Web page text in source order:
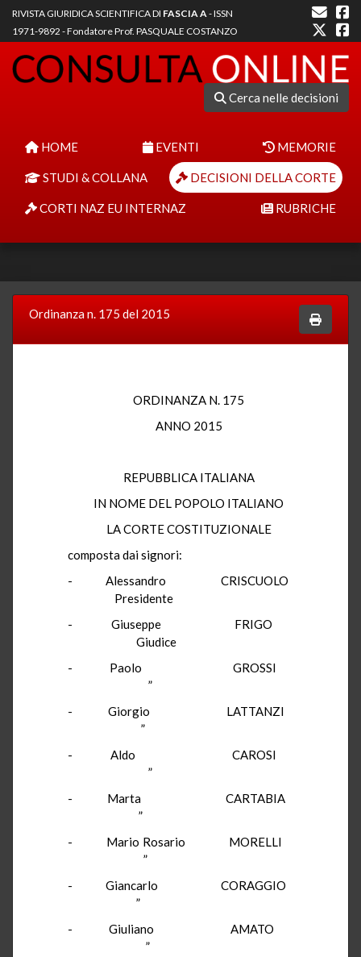
RIVISTA GIURIDICA SCIENTIFICA DI FASCIA A- ISSN
1971-9892 - Fondatore Prof. PASQUALE COSTANZO
Cerca nelle decisioni
HOME EVENTI MEMORIE
STUDI & COLLANA DECISIONI DELLA CORTE
CORTI NAZ EU INTERNAZ RUBRICHE
Ordinanza n. 175 del 2015
ORDINANZA N. 175
ANNO 2015
REPUBBLICA ITALIANA
IN NOME DEL POPOLO ITALIANO
LA CORTE COSTITUZIONALE
composta dai signori:
- Alessandro CRISCUOLO
Presidente
- Giuseppe FRIGO
Giudice
- Paolo GROSSI
”
- Giorgio LATTANZI
”
- Aldo CAROSI
”
- Marta CARTABIA
”
- Mario Rosario MORELLI
”
- Giancarlo CORAGGIO
”
- Giuliano AMATO
”